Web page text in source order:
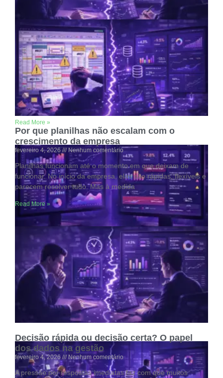
Decisão rápida ou decisão certa? O papel
dos dados na gestão
fevereiro 4, 2026 Nenhum comentário
A pressão por respostas imediatas faz com que muitos
gestores ajam com base em intuição, experiência passada
ou informações incompletas.
Read More »
BI não é dashboard bonito é tomada de
decisão
fevereiro 4, 2026 Nenhum comentário
Dashboards cheios de cores, gráficos animados e efeitos
visuais impressionam à primeira vista.
Por que planilhas não escalam com o
crescimento da empresa
fevereiro 4, 2026 Nenhum comentário
Planilhas funcionam até o momento em que deixam de
funcionar. No início da empresa, elas são rápidas, flexíveis e
parecem resolver tudo. Mas à medida
Read More »
Decisão rápida ou decisão certa? O papel
dos dados na gestão
fevereiro 4, 2026 Nenhum comentário
A pressão por respostas imediatas faz com que muitos